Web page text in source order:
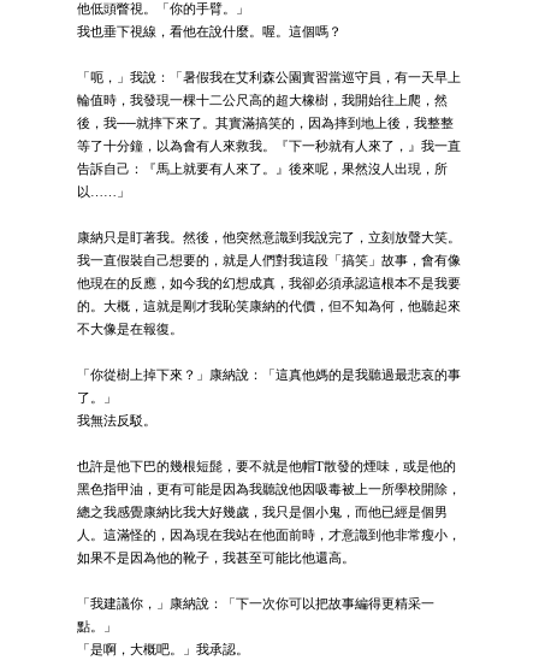
他低頭瞥視。「你的手臂。」
我也垂下視線，看他在說什麼。喔。這個嗎？
「呃，」我說：「暑假我在艾利森公園實習當巡守員，有一天早上
輪值時，我發現一棵十二公尺高的超大橡樹，我開始往上爬，然
後，我──就摔下來了。其實滿搞笑的，因為摔到地上後，我整整
等了十分鐘，以為會有人來救我。『下一秒就有人來了，』我一直
告訴自己：『馬上就要有人來了。』後來呢，果然沒人出現，所
以……」
康納只是盯著我。然後，他突然意識到我說完了，立刻放聲大笑。
我一直假裝自己想要的，就是人們對我這段「搞笑」故事，會有像
他現在的反應，如今我的幻想成真，我卻必須承認這根本不是我要
的。大概，這就是剛才我恥笑康納的代價，但不知為何，他聽起來
不大像是在報復。
「你從樹上掉下來？」康納說：「這真他媽的是我聽過最悲哀的事
了。」
我無法反駁。
也許是他下巴的幾根短髭，要不就是他帽T散發的煙味，或是他的
黑色指甲油，更有可能是因為我聽說他因吸毒被上一所學校開除，
總之我感覺康納比我大好幾歲，我只是個小鬼，而他已經是個男
人。這滿怪的，因為現在我站在他面前時，才意識到他非常瘦小，
如果不是因為他的靴子，我甚至可能比他還高。
「我建議你，」康納說：「下一次你可以把故事編得更精采一
點。」
「是啊，大概吧。」我承認。